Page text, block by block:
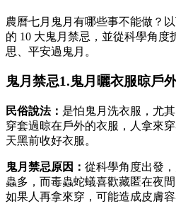
農曆七月鬼月有哪些事不能做？
的 10 大鬼月禁忌，並從科學角度
思、平安過鬼月。
鬼月禁忌1.鬼月曬衣服晾戶
民俗說法： 是怕鬼月洗衣服，尤
穿套過晾在戶外的衣服，人拿來
天黑前收好衣服。
鬼月禁忌原因： 從科學角度出發
蟲多，而毒蟲蛇蟻喜歡藏匿在夜
如果人再拿來穿，可能造成皮膚